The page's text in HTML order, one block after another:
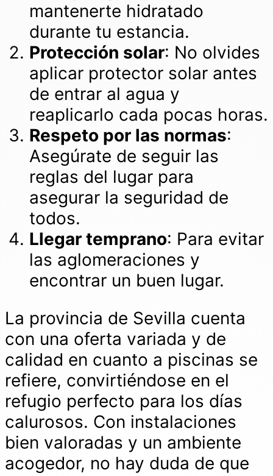
mantenerte hidratado
durante tu estancia.
Protección solar: No olvides
aplicar protector solar antes
de entrar al agua y
reaplicarlo cada pocas horas.
Respeto por las normas:
Asegúrate de seguir las
reglas del lugar para
asegurar la seguridad de
todos.
Llegar temprano: Para evitar
las aglomeraciones y
encontrar un buen lugar.
La provincia de Sevilla cuenta
con una oferta variada y de
calidad en cuanto a piscinas se
refiere, convirtiéndose en el
refugio perfecto para los días
calurosos. Con instalaciones
bien valoradas y un ambiente
acogedor, no hay duda de que